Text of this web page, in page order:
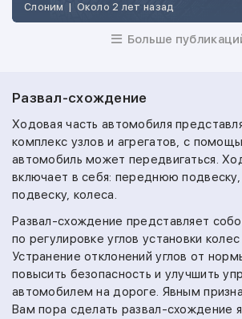
Слоним | Около 2 лет назад
Больше
Развал-схождение
Ходовая часть автомобиля
комплекс узлов и агрегатов, с
автомобиль может передвигаться.
включает в себя: переднюю
подвеску, колеса.
Развал-схождение представляет
по регулировке углов установки
Устранение отклонений углов от
повысить безопасность и улучшить
автомобилем на дороге. Явным
Вам пора сделать развал-схождение